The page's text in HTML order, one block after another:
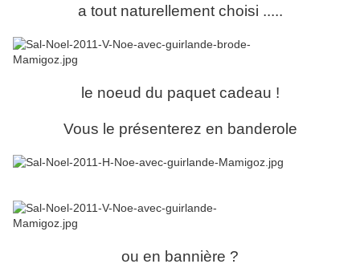
a tout naturellement choisi .....
le noeud du paquet cadeau !
Vous le présenterez en banderole
ou en bannière ?